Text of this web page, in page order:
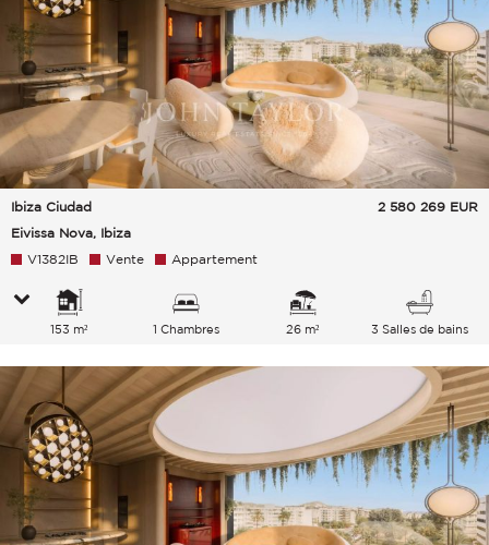
Ibiza Ciudad
Eivissa Nova, Ibiza
2 580 269 EUR
V1382IB Vente Appartement
153 m² 1 Chambres 26 m² 3 Salles de bains